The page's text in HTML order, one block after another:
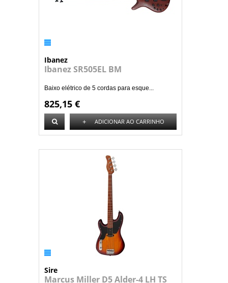
Ibanez
Ibanez SR505EL BM
Baixo elétrico de 5 cordas para esque...
825,15 €
+ ADICIONAR AO CARRINHO
Sire
Marcus Miller D5 Alder-4 LH TS